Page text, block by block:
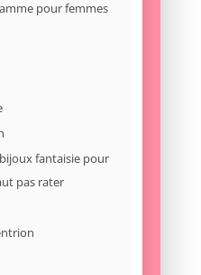
pour femmes
fantaisie pour
pas rater